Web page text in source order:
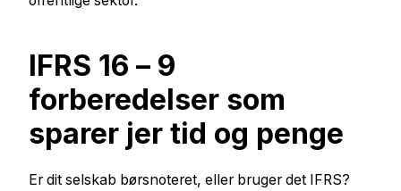
IFRS 16 – 9
forberedelser som
sparer jer tid og penge
Er dit selskab børsnoteret, eller bruger det IFRS?